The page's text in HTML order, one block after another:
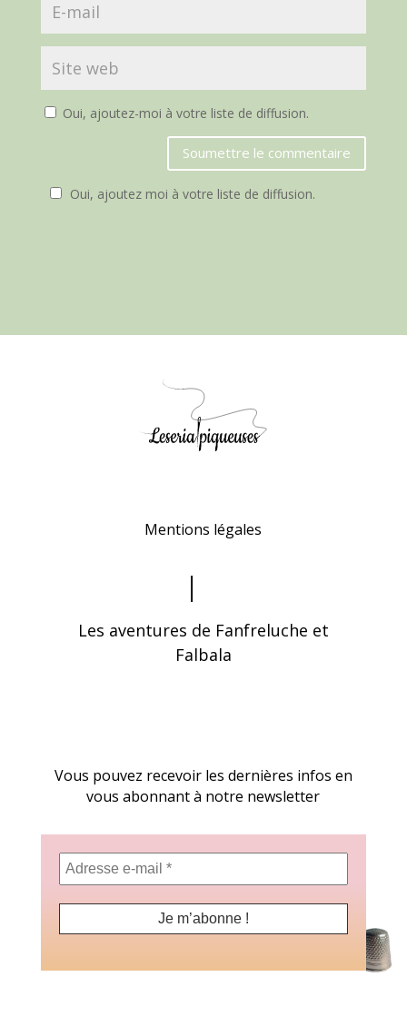
Oui, ajoutez-moi à votre liste de diffusion.
Soumettre le commentaire
Oui, ajoutez moi à votre liste de diffusion.
Mentions légales
Les aventures de Fanfreluche et
Falbala
Vous pouvez recevoir les dernières infos en
vous abonnant à notre newsletter